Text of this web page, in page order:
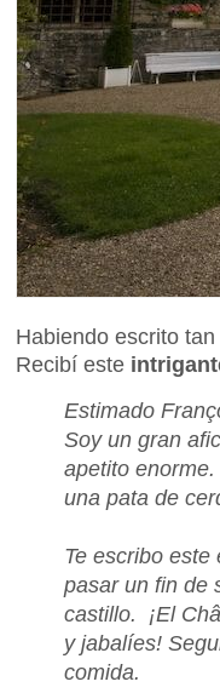
Habiendo escrito
Recibí este
Estimado
Soy un gran
apetito
una pata de
Te escribo
pasar un fin de
castillo. ¡El
y jabalíes!
comida.